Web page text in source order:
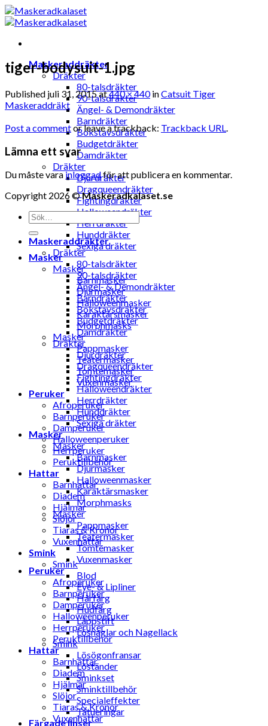
Skip
to
Maskeraddräkter
Dräkter
80-talsdräkter
90-talsdräkter
Ängel- & Demondräkter
Barndräkter
Bokstavsdräkter
Budgetdräkter
Damdräkter
Dräkter
Djurdräkter
Dragqueendräkter
Fightingdräkter
Halloweendräkter
Herrdräkter
Hunddräkter
Sexiga dräkter
Masker
Masker
Barnmasker
Djurmasker
Halloweenmasker
Karaktärsmasker
Morphmasks
Masker
Pappmasker
Teatermasker
Tomtemasker
Vuxenmasker
Peruker
Afroperuker
Barnperuker
Damperuker
Halloweenperuker
Herrperuker
Peruktillbehör
Hattar
Barnhattar
Diadem
Hjälmar
Slöjor
Tiaras & Kronor
Vuxenhattar
Smink
Smink
Blod
Eye- & Lipliner
Hårfärg
Hudfärg
Läppstift
Lösnaglar och Nagellack
Smink
Lösögonfransar
Löständer
Sminkset
Sminktillbehör
Specialeffekter
Tatueringar
Färgade linser
tiger-bodysuit-1.jpg
Published juli 31, 2015at440 × 440inCatsuit Tiger
Maskeraddräkt
Post a commentor leave a trackback: Trackback URL.
Lämna ett svar
Du måste varainloggadför att publicera en kommentar.
Copyright 2026 ©Maskeradkalaset.se
Sök
efter:
Maskeraddräkter
Dräkter
80-talsdräkter
90-talsdräkter
Ängel- & Demondräkter
Barndräkter
Bokstavsdräkter
Budgetdräkter
Damdräkter
Dräkter
Djurdräkter
Dragqueendräkter
Fightingdräkter
Halloweendräkter
Herrdräkter
Hunddräkter
Sexiga dräkter
Masker
Masker
Barnmasker
Djurmasker
Halloweenmasker
Karaktärsmasker
Morphmasks
Masker
Pappmasker
Teatermasker
Tomtemasker
Vuxenmasker
Peruker
Afroperuker
Barnperuker
Damperuker
Halloweenperuker
Herrperuker
Peruktillbehör
Hattar
Barnhattar
Diadem
Hjälmar
Slöjor
Tiaras & Kronor
Vuxenhattar